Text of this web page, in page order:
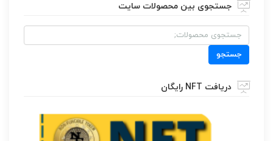
جستجوی بین محصولات سایت
جستجو
برای:
جستجو
دریافت NFT رایگان